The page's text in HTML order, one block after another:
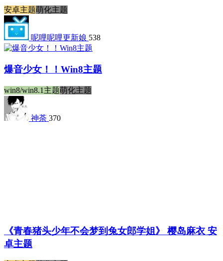
安卓主题萌化主题
呢哩呢哩更新娘 538
爆音少女！！Win8主题
win8/win8.1主题萌化主题
神荼 370